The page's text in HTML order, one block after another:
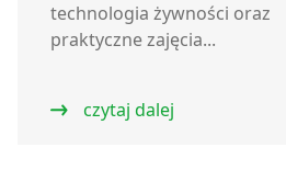
technologia żywności oraz
praktyczne zajęcia...
czytaj dalej